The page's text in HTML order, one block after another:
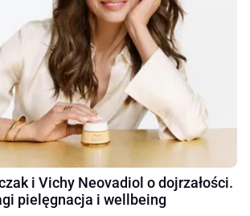
i Vichy Neovadiol o dojrzałości.
pielęgnacja i wellbeing